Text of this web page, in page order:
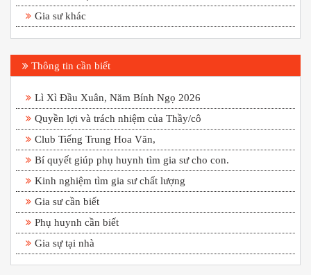
Gia sư khác
Thông tin cần biết
Lì Xì Đầu Xuân, Năm Bính Ngọ 2026
Quyền lợi và trách nhiệm của Thầy/cô
Club Tiếng Trung Hoa Văn,
Bí quyết giúp phụ huynh tìm gia sư cho con.
Kinh nghiệm tìm gia sư chất lượng
Gia sư cần biết
Phụ huynh cần biết
Gia sự tại nhà